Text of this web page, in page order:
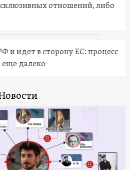
отношений, либо
и идет в сторону ЕС: процесс
еще далеко